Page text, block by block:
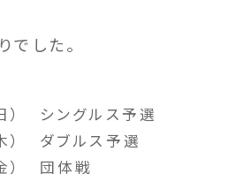
した。
） シングルス予選
） ダブルス予選
） 団体戦